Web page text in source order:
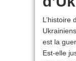
L’histoire
est la
Est-elle